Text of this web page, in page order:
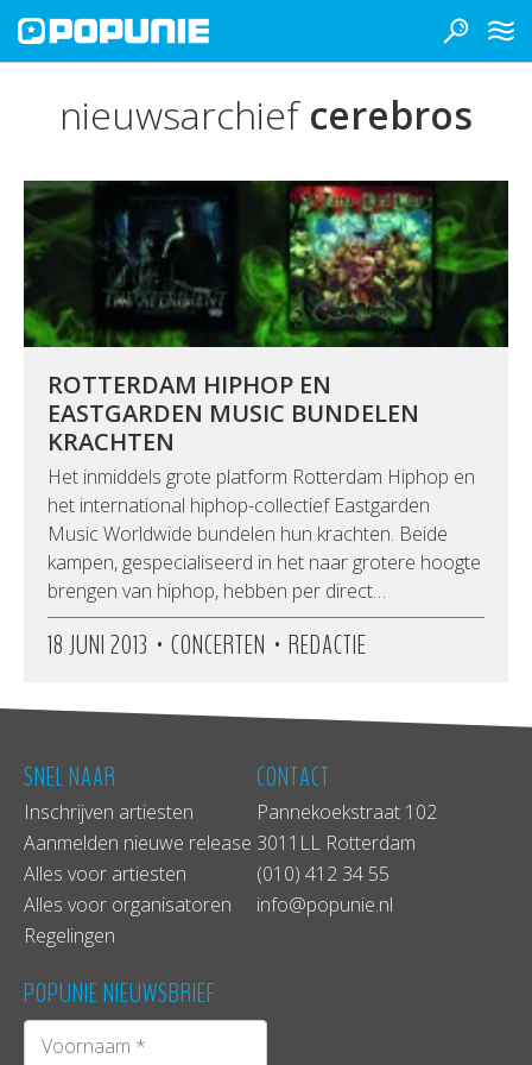
nieuwsarchiefcerebros
ROTTERDAM HIPHOP EN
EASTGARDEN MUSIC BUNDELEN
KRACHTEN
Het inmiddels grote platform Rotterdam Hiphop en
het international hiphop-collectief Eastgarden
Music Worldwide bundelen hun krachten. Beide
kampen, gespecialiseerd in het naar grotere hoogte
brengen van hiphop, hebben per direct…
18 JUNI 2013 • CONCERTEN • REDACTIE
SNEL NAAR
Inschrijven artiesten
Aanmelden nieuwe release
Alles voor artiesten
Alles voor organisatoren
Regelingen
CONTACT
Pannekoekstraat 102
3011LL Rotterdam
(010) 412 34 55
info@popunie.nl
POPUNIE NIEUWSBRIEF